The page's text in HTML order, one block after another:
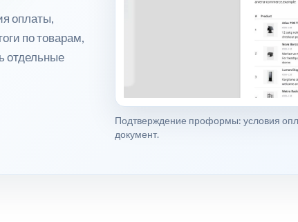
оплаты,
по товарам,
отдельные
Подтверждение проформы: условия
документ.